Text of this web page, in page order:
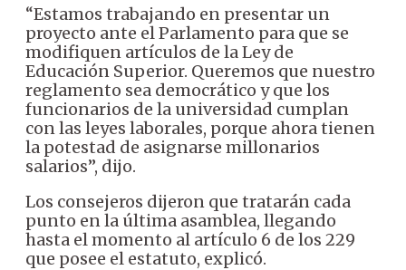
“Estamos trabajando en presentar un
proyecto ante el Parlamento para que se
modifiquen artículos de la Ley de
Educación Superior. Queremos que nuestro
reglamento sea democrático y que los
funcionarios de la universidad cumplan
con las leyes laborales, porque ahora tienen
la potestad de asignarse millonarios
salarios”, dijo.
Los consejeros dijeron que tratarán cada
punto en la última asamblea, llegando
hasta el momento al artículo 6 de los 229
que posee el estatuto, explicó.